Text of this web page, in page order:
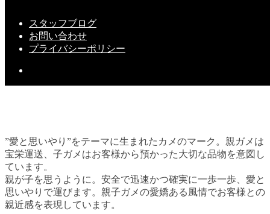
スタッフブログ
お問い合わせ
プライバシーポリシー
”愛と思いやり”をテーマに生まれたカメのマーク。親ガメは
宝栄運送、子ガメはお客様から預かった大切な品物を意図し
ています。
親が子を思うように。安全で迅速かつ確実に一歩一歩、愛と
思いやりで運びます。親子ガメの愛嬌ある風情でお客様との
親近感を表現しています。